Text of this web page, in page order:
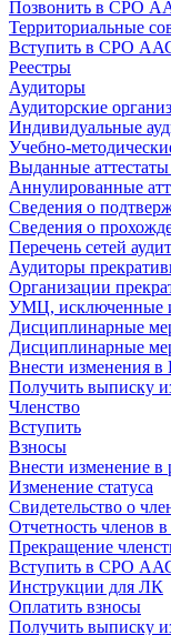
Позвонить в СРО
Территориальные
Вступить в СРО
Реестры
Аудиторы
Аудиторские
Индивидуальные
Учебно-
Выданные аттестаты
Аннулированные
Сведения о
Сведения о
Перечень сетей
Аудиторы
Организации
УМЦ, исключенные
Дисциплинарные
Дисциплинарные
Внести изменения в
Получить выписку
Членство
Вступить
Взносы
Внести изменение в
Изменение статуса
Свидетельство о
Отчетность
Прекращение
Вступить в СРО
Инструкции для ЛК
Оплатить взносы
Получить выписку